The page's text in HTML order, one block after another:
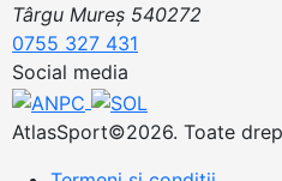
Târgu Mureș 540272
0755 327 431
Social media
AtlasSport©2026. Toate